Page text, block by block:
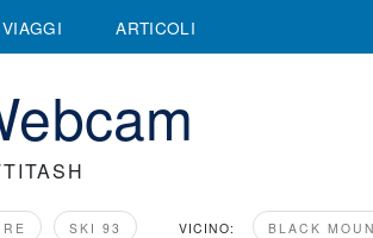
VIAGGI ARTICOLI
SKI 93 VICINO: BLACK